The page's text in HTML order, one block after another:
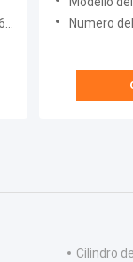
Numero
Cilindro